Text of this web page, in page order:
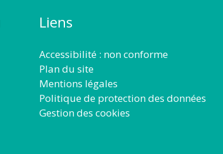
Liens
Accessibilité : non conforme
Plan du site
Mentions légales
Politique de protection des données
Gestion des cookies